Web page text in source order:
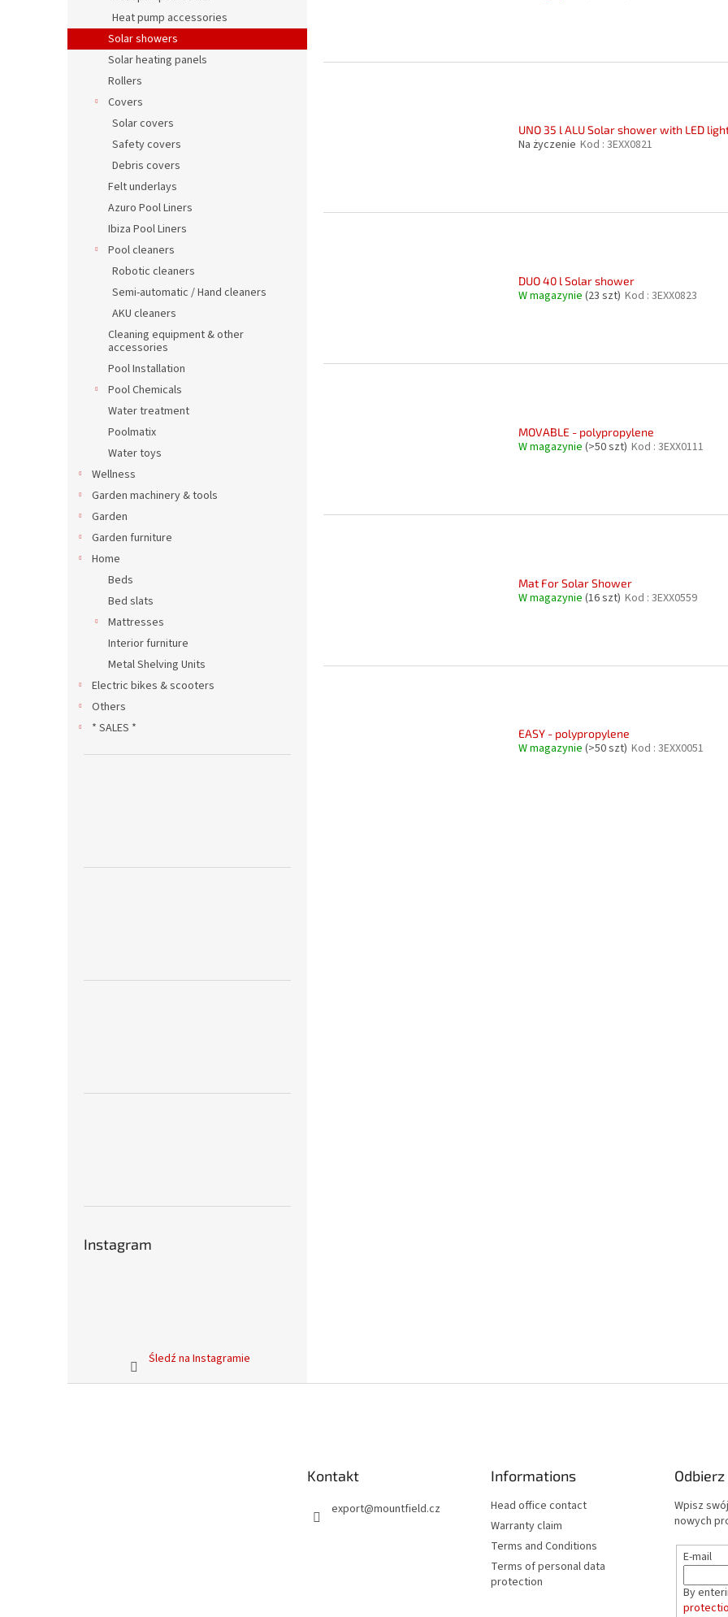
Heat pump accessories
Solar showers
Solar heating panels
Rollers
Covers
Solar covers
Safety covers
Debris covers
Felt underlays
Azuro Pool Liners
Ibiza Pool Liners
Pool cleaners
Robotic cleaners
Semi-automatic / Hand cleaners
AKU cleaners
Cleaning equipment & other
accessories
Pool Installation
Pool Chemicals
Water treatment
Poolmatix
Water toys
Wellness
Garden machinery & tools
Garden
Garden furniture
Home
Beds
Bed slats
Mattresses
Interior furniture
Metal Shelving Units
Electric bikes & scooters
Others
* SALES *
Instagram
Śledź na Instagramie
UNO 35 l ALU Solar shower with LED
Na życzenie Kod : 3EXX0821
DUO 40 l Solar shower
W magazynie (23 szt) Kod : 3EXX0823
MOVABLE - polypropylene
W magazynie (>50 szt) Kod : 3EXX0111
Mat For Solar Shower
W magazynie (16 szt) Kod : 3EXX0559
EASY - polypropylene
W magazynie (>50 szt) Kod : 3EXX0051
Kontakt
export@mountfield.cz
Informations
Head office contact
Warranty claim
Terms and Conditions
Terms of personal data
protection
Wpisz
nowych
E-mail
By